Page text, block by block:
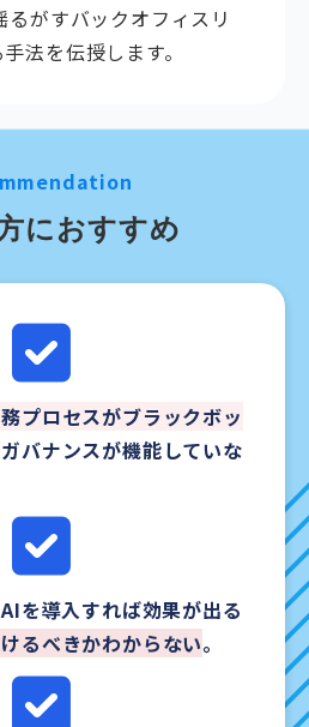
るがすバックオフィスリ
法を伝授します。
におすすめ
プロセスがブラックボッ
バナンスが機能していな
を導入すれば効果が出る
るべきかわからない。